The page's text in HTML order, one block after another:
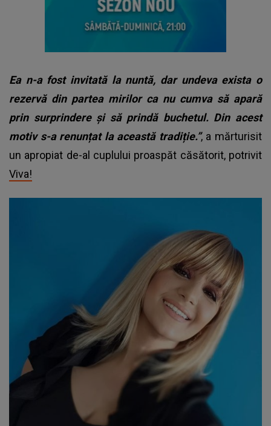
Ea n-a fost invitată la nuntă, dar undeva exista o
rezervă din partea mirilor ca nu cumva să apară
prin surprindere și să prindă buchetul. Din acest
motiv s-a renunțat la această tradiție.”, a mărturisit
un apropiat de-al cuplului proaspăt căsătorit, potrivit
Viva!